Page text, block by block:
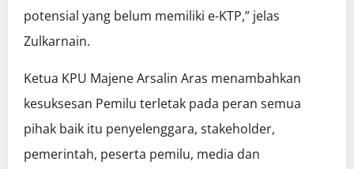
potensial yang belum memiliki e-KTP,” jelas
Zulkarnain.
Ketua KPU Majene Arsalin Aras menambahkan
kesuksesan Pemilu terletak pada peran semua
pihak baik itu penyelenggara, stakeholder,
pemerintah, peserta pemilu, media dan